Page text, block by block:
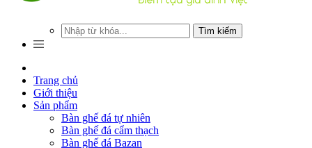
Tìm kiếm
Trang chủ
Giới thiệu
Sản phẩm
Bàn ghế đá tự nhiên
Bàn ghế đá cẩm thạch
Bàn ghế đá Bazan